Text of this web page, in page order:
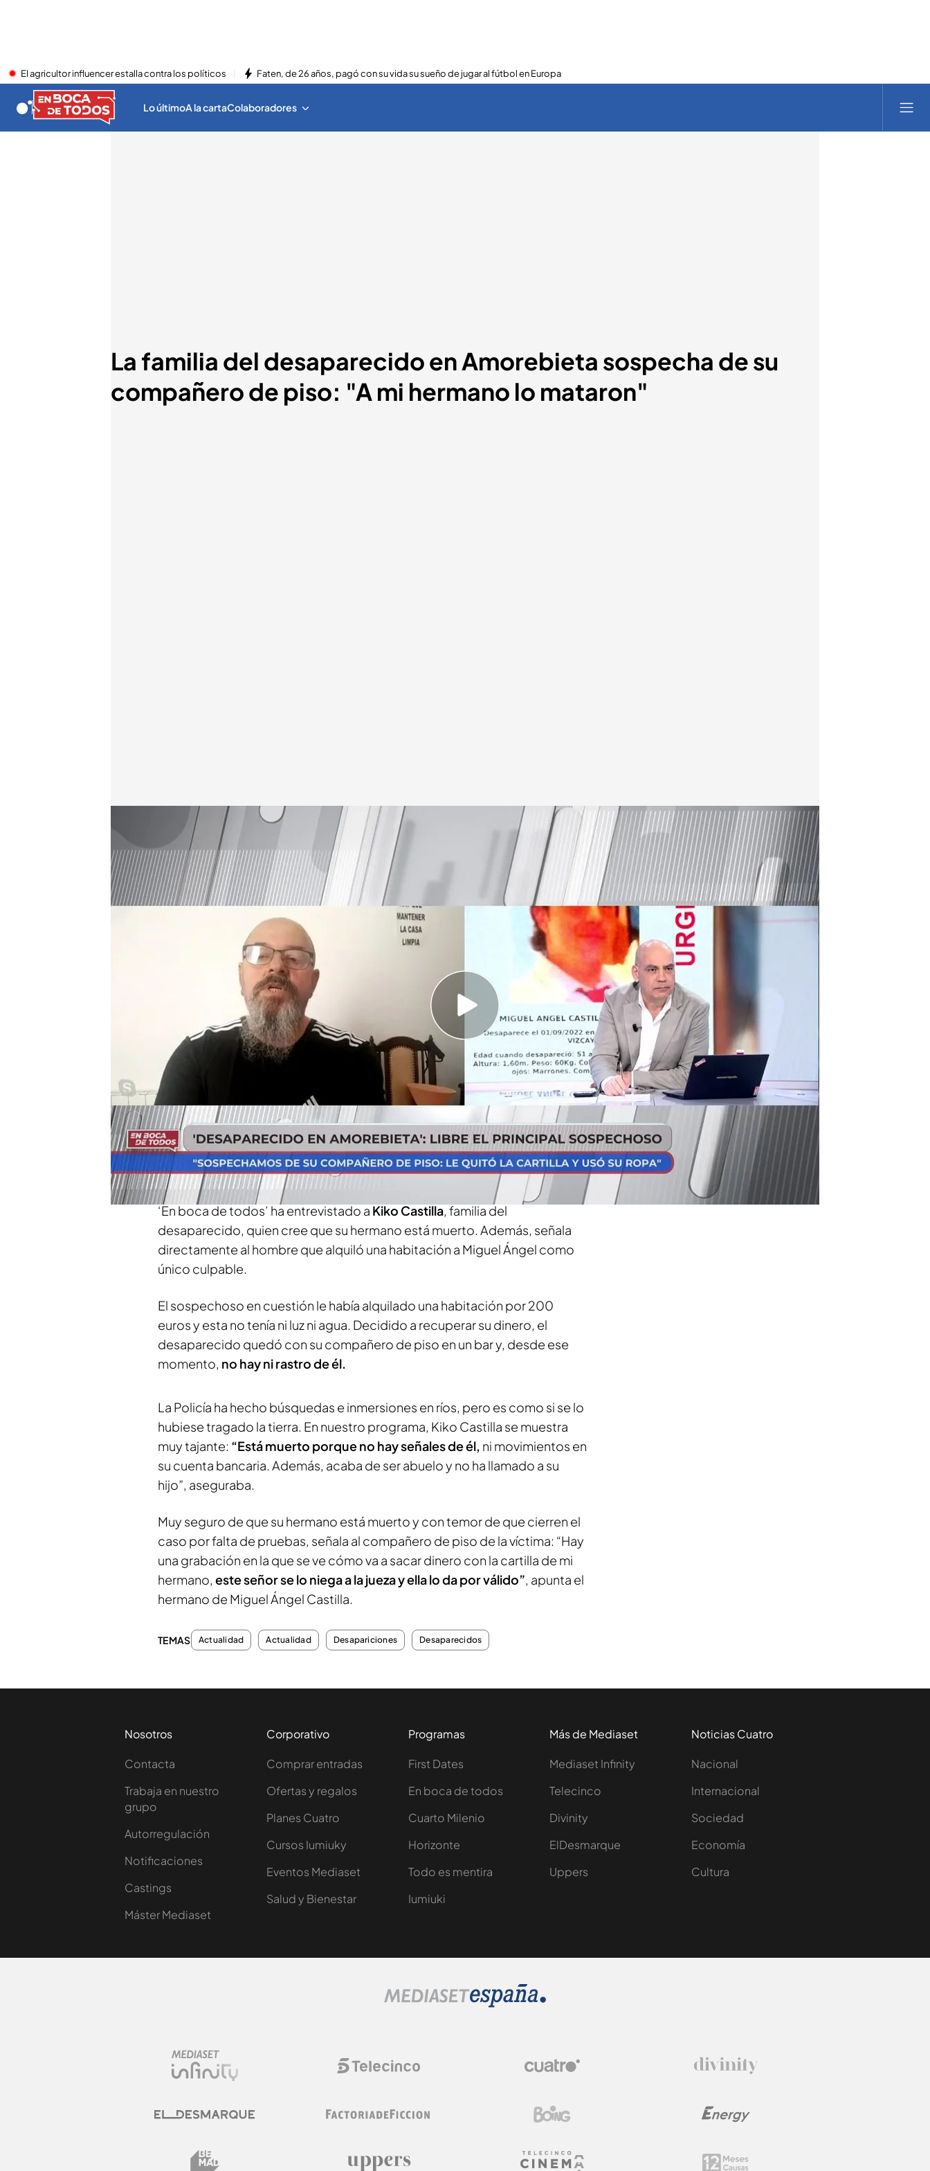
El agricultor influencer estalla contra los políticos Faten, de 26 años, pagó con su vida su sueño de jugar al fútbol en Europa
Lo últimoA la cartaColaboradores
La familia del desaparecido en Amorebieta sospecha de su
compañero de piso: "A mi hermano lo mataron"
Desaparecido en Amorebieta
En boca de todos
26 MAR 2024 - 14:18h.
'En boca de todos' entrevista a Kiko Castilla, hermano de Miguel
Ángel, desaparecido en Amorebieta
El principal sospechoso, el compañero de piso de Miguel Ángel, ha
sido puesto en libertad por falta de pruebas
El hermano de Miguel Ángel Castilla mantiene que sigue sospechando
del compañero de piso de su hermano
Compartir
Miguel Ángel Castilladesapareció hace año y medio en Amorebieta
(Vizcaya) y, aunque todo apuntaba a su compañero de piso como
principal sospechoso, este ha quedado en libertad por falta de pruebas.
‘En boca de todos’ ha entrevistado a Kiko Castilla, familia del
desaparecido, quien cree que su hermano está muerto. Además, señala
directamente al hombre que alquiló una habitación a Miguel Ángel como
único culpable.
El sospechoso en cuestión le había alquilado una habitación por 200
euros y esta no tenía ni luz ni agua. Decidido a recuperar su dinero, el
desaparecido quedó con su compañero de piso en un bar y, desde ese
momento, no hay ni rastro de él.
La Policía ha hecho búsquedas e inmersiones en ríos, pero es como si se lo
hubiese tragado la tierra. En nuestro programa, Kiko Castilla se muestra
muy tajante: “Está muerto porque no hay señales de él, ni movimientos en
su cuenta bancaria. Además, acaba de ser abuelo y no ha llamado a su
hijo”, aseguraba.
Muy seguro de que su hermano está muerto y con temor de que cierren el
caso por falta de pruebas, señala al compañero de piso de la víctima: “Hay
una grabación en la que se ve cómo va a sacar dinero con la cartilla de mi
hermano, este señor se lo niega a la jueza y ella lo da por válido”, apunta el
hermano de Miguel Ángel Castilla.
TEMAS Actualidad Actualidad Desapariciones Desaparecidos
Nosotros
Contacta
Trabaja en nuestro
grupo
Autorregulación
Notificaciones
Castings
Máster Mediaset
Corporativo
Comprar entradas
Ofertas y regalos
Planes Cuatro
Cursos Iumiuky
Eventos Mediaset
Salud y Bienestar
Programas
First Dates
En boca de todos
Cuarto Milenio
Horizonte
Todo es mentira
Iumiuki
Más de Mediaset
Mediaset Infinity
Telecinco
Divinity
ElDesmarque
Uppers
Noticias Cuatro
Nacional
Internacional
Sociedad
Economía
Cultura